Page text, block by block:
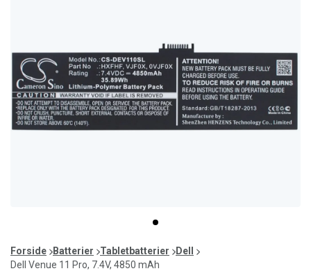
item
0
of
1
Forside Batterier Tabletbatterier
Dell
Dell Venue 11 Pro, 7.4V, 4850 mAh